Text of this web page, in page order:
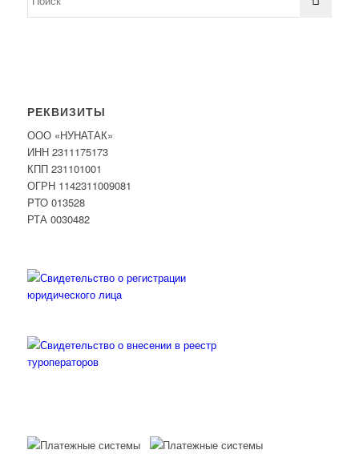
РЕКВИЗИТЫ
ООО «НУНАТАК»
ИНН 2311175173
КПП 231101001
ОГРН 1142311009081
PTO 013528
РТА 0030482